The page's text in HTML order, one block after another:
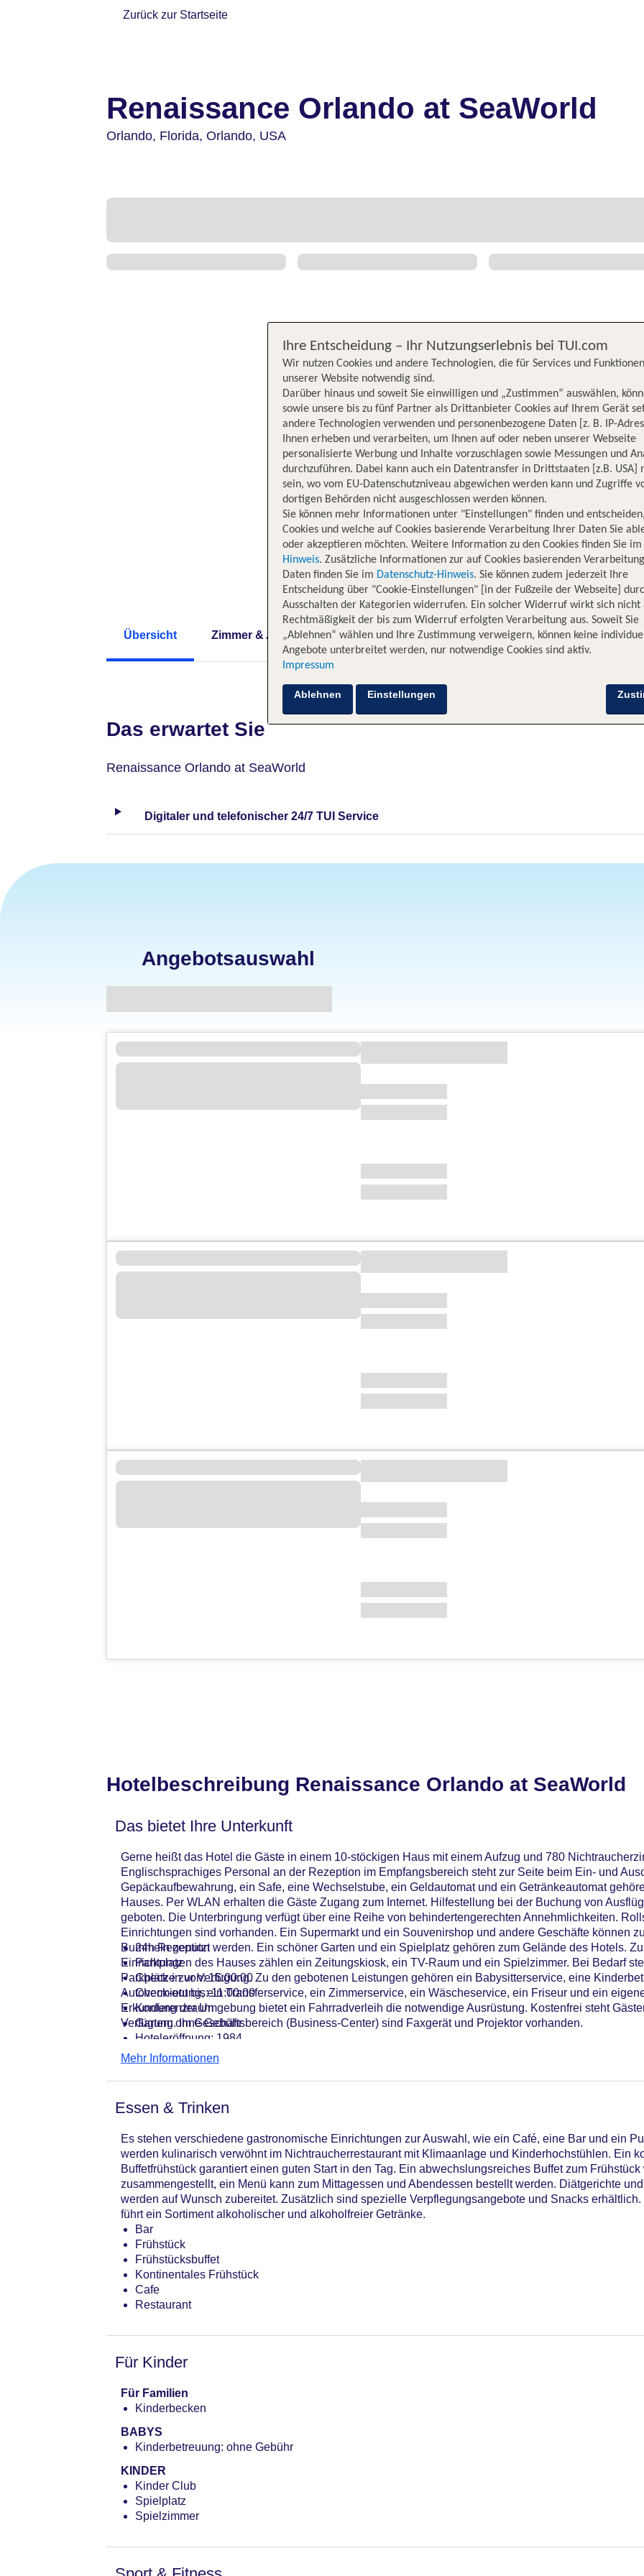
Zurück zur Startseite
Renaissance Orlando at SeaWorld
Orlando, Florida, Orlando, USA
Übersicht Zimmer & Angebote Hotelinformationen Lage Bewertungen
Das erwartet Sie
Renaissance Orlando at SeaWorld
Digitaler und telefonischer 24/7 TUI Service
Angebotsauswahl
Hotelbeschreibung Renaissance Orlando at SeaWorld
Das bietet Ihre Unterkunft
Gerne heißt das Hotel die Gäste in einem 10-stöckigen Haus mit einem Aufzug und 780
Englischsprachiges Personal an der Rezeption im Empfangsbereich steht zur Seite beim Ein- und
Gepäckaufbewahrung, ein Safe, eine Wechselstube, ein Geldautomat und ein Getränkeautomat
Hauses. Per WLAN erhalten die Gäste Zugang zum Internet. Hilfestellung bei der Buchung von
geboten. Die Unterbringung verfügt über eine Reihe von behindertengerechten Annehmlichkeiten.
Einrichtungen sind vorhanden. Ein Supermarkt und ein Souvenirshop und andere Geschäfte können
Bummeln genutzt werden. Ein schöner Garten und ein Spielplatz gehören zum Gelände des Hotels.
Einrichtungen des Hauses zählen ein Zeitungskiosk, ein TV-Raum und ein Spielzimmer. Bei Bedarf
Parkplätze zur Verfügung. Zu den gebotenen Leistungen gehören ein Babysitterservice, eine
Autovermietung, ein Transferservice, ein Zimmerservice, ein Wäscheservice, ein Friseur und ein
Erkundung der Umgebung bietet ein Fahrradverleih die notwendige Ausrüstung. Kostenfrei steht
Verfügung. Im Geschäftsbereich (Business-Center) sind Faxgerät und Projektor vorhanden.
24h Rezeption
Parkplatz
Check-in von: 16:00:00
Check-out bis: 11:00:00
Konferenzraum
Garten: ohne Gebühr
Hoteleröffnung: 1984
Hotelsafe
Letzte umfassende Renovierung: 2004
Minimarkt
Anzahl der Aufzüge: 1
Haustiere: gegen Gebühr
Zimmerservice
Sonnenterrasse
Gesamtanzahl der Stockwerke: 10
Gesamtanzahl der Zimmer: 780
Pools:Kinderbecken, Indoor Pool: ohne Gebühr, Outdoor Pool, Sonnenschirme am Pool, Liegen am
Zahlungsarten: American Express, Diners Club, EC Maestro, Mastercard, Visa
Landeskategorie: 5 Sterne
Mehr Informationen
Essen & Trinken
Es stehen verschiedene gastronomische Einrichtungen zur Auswahl, wie ein Café, eine Bar und ein
werden kulinarisch verwöhnt im Nichtraucherrestaurant mit Klimaanlage und Kinderhochstühlen. Ein
Buffetfrühstück garantiert einen guten Start in den Tag. Ein abwechslungsreiches Buffet zum Frühstück
zusammengestellt, ein Menü kann zum Mittagessen und Abendessen bestellt werden. Diätgerichte
werden auf Wunsch zubereitet. Zusätzlich sind spezielle Verpflegungsangebote und Snacks
führt ein Sortiment alkoholischer und alkoholfreier Getränke.
Bar
Frühstück
Frühstücksbuffet
Kontinentales Frühstück
Cafe
Restaurant
Für Kinder
Für Familien
Kinderbecken
BABYS
Kinderbetreuung: ohne Gebühr
KINDER
Kinder Club
Spielplatz
Spielzimmer
Ihre Entscheidung – Ihr Nutzungserlebnis bei TUI.com
Wir nutzen Cookies und andere Technologien, die für Services und
unserer Website notwendig sind.
Darüber hinaus und soweit Sie einwilligen und „Zustimmen“ auswählen,
sowie unsere bis zu fünf Partner als Drittanbieter Cookies auf Ihrem Gerät
andere Technologien verwenden und personenbezogene Daten [z. B. IP-
Ihnen erheben und verarbeiten, um Ihnen auf oder neben unserer Webseite
personalisierte Werbung und Inhalte vorzuschlagen sowie Messungen und
durchzuführen. Dabei kann auch ein Datentransfer in Drittstaaten [z.B. USA]
sein, wo vom EU-Datenschutzniveau abgewichen werden kann und Zugriffe
dortigen Behörden nicht ausgeschlossen werden können.
Sie können mehr Informationen unter "Einstellungen" finden und
Cookies und welche auf Cookies basierende Verarbeitung Ihrer Daten Sie
oder akzeptieren möchten. Weitere Information zu den Cookies finden Sie im
Hinweis. Zusätzliche Informationen zur auf Cookies basierenden
Daten finden Sie im Datenschutz-Hinweis. Sie können zudem jederzeit Ihre
Entscheidung über "Cookie-Einstellungen" [in der Fußzeile der Webseite]
Ausschalten der Kategorien widerrufen. Ein solcher Widerruf wirkt sich nicht
Rechtmäßigkeit der bis zum Widerruf erfolgten Verarbeitung aus. Soweit Sie
„Ablehnen“ wählen und Ihre Zustimmung verweigern, können keine
Angebote unterbreitet werden, nur notwendige Cookies sind aktiv.
Impressum
Ablehnen Einstellungen